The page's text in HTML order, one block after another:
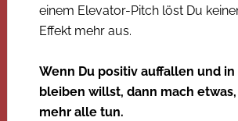
einem Elevator-Pitch löst Du
Effekt mehr aus.
Wenn Du positiv auffallen und
bleiben willst, dann mach
mehr alle tun.